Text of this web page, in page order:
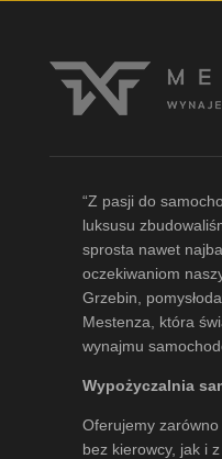
“Z pasji do
luksusu
sprosta nawet
oczekiwaniom
Grzebin ,
Mestenza, która
wynajmu
Wypożyczalnia
Oferujemy
bez kierowcy, jak i